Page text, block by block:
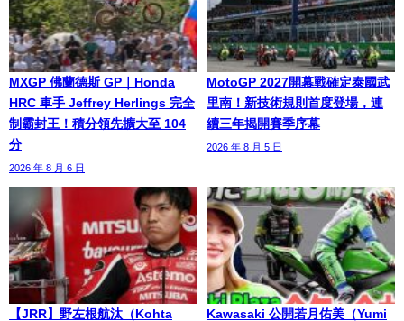
MXGP 佛蘭德斯 GP｜Honda
HRC 車手 Jeffrey Herlings 完全
制霸封王！積分領先擴大至 104
分
2026 年 8 月 6 日
MotoGP 2027開幕戰確定泰國武
里南！新技術規則首度登場，連
續三年揭開賽季序幕
2026 年 8 月 5 日
【JRR】野左根航汰（Kohta
Kawasaki 公開若月佑美（Yumi